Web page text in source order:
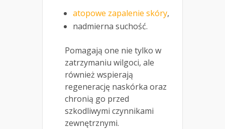
atopowe zapalenie skóry,
nadmierna suchość.
Pomagają one nie tylko w
zatrzymaniu wilgoci, ale
również wspierają
regenerację naskórka oraz
chronią go przed
szkodliwymi czynnikami
zewnętrznymi.